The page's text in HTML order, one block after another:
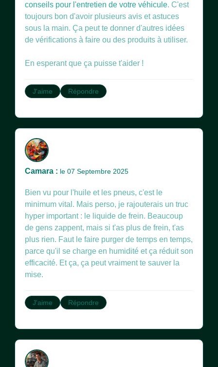
conseils pour l'entretien de votre véhicule. C'est
toujours bon d'avoir plusieurs avis et astuces
sous la main. Ça peut te donner d'autres idées
de vérifications à faire ou des produits à utiliser.
En esperant que ça puisse t'aider !
J'aime Répondre
Camara : le 07 Septembre 2025
Bien vu pour l'huile et les pneus, c'est le
minimum vital. Mais perso, je rajouterais un truc
hyper important : le liquide de frein. Beaucoup
de gens zappent, mais si t'as plus de frein, t'as
plus rien. Faut le faire purger de temps en temps,
parce qu'il se charge en humidité et ça réduit son
efficacité. Et ça, ça peut vraiment te sauver la
mise.
J'aime Répondre